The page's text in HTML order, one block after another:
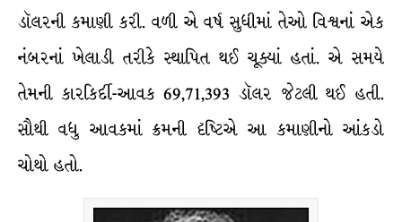
ડૉલરની કમાણી કરી. વળી એ વર્ષ સુધીમાં તેઓ વિશ્વનાં એક
નંબરનાં ખેલાડી તરીકે સ્થાપિત થઈ ચૂક્યાં હતાં. એ સમયે
તેમની કારકિર્દી-આવક 69,71,393 ડૉલર જેટલી થઈ હતી.
સૌથી વધુ આવકમાં ક્રમની દૃષ્ટિએ આ કમાણીનો આંકડો
ચોથો હતો.